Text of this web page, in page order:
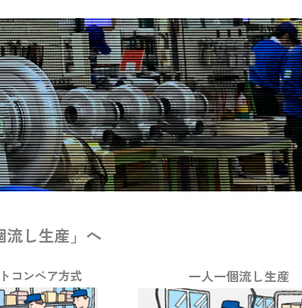
流し生産」へ
コンベア方式 一人一個流し生産